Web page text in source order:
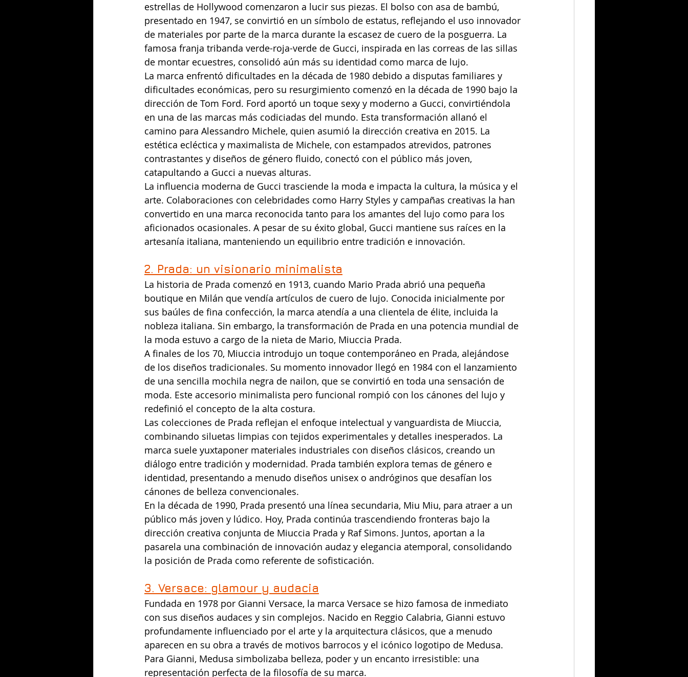
estrellas de Hollywood comenzaron a lucir sus piezas. El bolso con asa de bambú,
presentado en 1947, se convirtió en un símbolo de estatus, reflejando el uso innovador
de materiales por parte de la marca durante la escasez de cuero de la posguerra. La
famosa franja tribanda verde-roja-verde de Gucci, inspirada en las correas de las sillas
de montar ecuestres, consolidó aún más su identidad como marca de lujo.
La marca enfrentó dificultades en la década de 1980 debido a disputas familiares y
dificultades económicas, pero su resurgimiento comenzó en la década de 1990 bajo la
dirección de Tom Ford. Ford aportó un toque sexy y moderno a Gucci, convirtiéndola
en una de las marcas más codiciadas del mundo. Esta transformación allanó el
camino para Alessandro Michele, quien asumió la dirección creativa en 2015. La
estética ecléctica y maximalista de Michele, con estampados atrevidos, patrones
contrastantes y diseños de género fluido, conectó con el público más joven,
catapultando a Gucci a nuevas alturas.
La influencia moderna de Gucci trasciende la moda e impacta la cultura, la música y el
arte. Colaboraciones con celebridades como Harry Styles y campañas creativas la han
convertido en una marca reconocida tanto para los amantes del lujo como para los
aficionados ocasionales. A pesar de su éxito global, Gucci mantiene sus raíces en la
artesanía italiana, manteniendo un equilibrio entre tradición e innovación.
2. Prada: un visionario minimalista
La historia de Prada comenzó en 1913, cuando Mario Prada abrió una pequeña
boutique en Milán que vendía artículos de cuero de lujo. Conocida inicialmente por
sus baúles de fina confección, la marca atendía a una clientela de élite, incluida la
nobleza italiana. Sin embargo, la transformación de Prada en una potencia mundial de
la moda estuvo a cargo de la nieta de Mario, Miuccia Prada.
A finales de los 70, Miuccia introdujo un toque contemporáneo en Prada, alejándose
de los diseños tradicionales. Su momento innovador llegó en 1984 con el lanzamiento
de una sencilla mochila negra de nailon, que se convirtió en toda una sensación de
moda. Este accesorio minimalista pero funcional rompió con los cánones del lujo y
redefinió el concepto de la alta costura.
Las colecciones de Prada reflejan el enfoque intelectual y vanguardista de Miuccia,
combinando siluetas limpias con tejidos experimentales y detalles inesperados. La
marca suele yuxtaponer materiales industriales con diseños clásicos, creando un
diálogo entre tradición y modernidad. Prada también explora temas de género e
identidad, presentando a menudo diseños unisex o andróginos que desafían los
cánones de belleza convencionales.
En la década de 1990, Prada presentó una línea secundaria, Miu Miu, para atraer a un
público más joven y lúdico. Hoy, Prada continúa trascendiendo fronteras bajo la
dirección creativa conjunta de Miuccia Prada y Raf Simons. Juntos, aportan a la
pasarela una combinación de innovación audaz y elegancia atemporal, consolidando
la posición de Prada como referente de sofisticación.
3. Versace: glamour y audacia
Fundada en 1978 por Gianni Versace, la marca Versace se hizo famosa de inmediato
con sus diseños audaces y sin complejos. Nacido en Reggio Calabria, Gianni estuvo
profundamente influenciado por el arte y la arquitectura clásicos, que a menudo
aparecen en su obra a través de motivos barrocos y el icónico logotipo de Medusa.
Para Gianni, Medusa simbolizaba belleza, poder y un encanto irresistible: una
representación perfecta de la filosofía de su marca.